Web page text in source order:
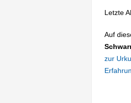
Letzte
Auf
zur